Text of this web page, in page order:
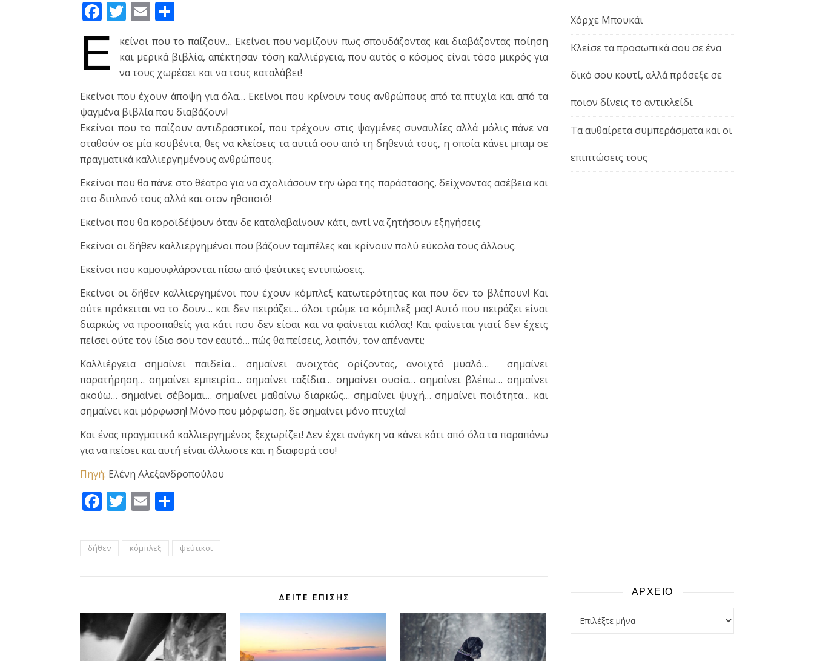
Facebook
Twitter
Email
Ε
κείνοι που το παίζουν… Εκείνοι που νομίζουν πως σπουδάζοντας και διαβάζοντας ποίηση
και μερικά βιβλία, απέκτησαν τόση καλλιέργεια, που αυτός ο κόσμος είναι τόσο μικρός για
να τους χωρέσει και να τους καταλάβει!
Εκείνοι που έχουν άποψη για όλα… Εκείνοι που κρίνουν τους ανθρώπους από τα πτυχία και από τα
ψαγμένα βιβλία που διαβάζουν!
Εκείνοι που το παίζουν αντιδραστικοί, που τρέχουν στις ψαγμένες συναυλίες αλλά μόλις πάνε να
σταθούν σε μία κουβέντα, θες να κλείσεις τα αυτιά σου από τη δηθενιά τους, η οποία κάνει μπαμ σε
πραγματικά καλλιεργημένους ανθρώπους.
Εκείνοι που θα πάνε στο θέατρο για να σχολιάσουν την ώρα της παράστασης, δείχνοντας ασέβεια και
στο διπλανό τους αλλά και στον ηθοποιό!
Εκείνοι που θα κοροϊδέψουν όταν δε καταλαβαίνουν κάτι, αντί να ζητήσουν εξηγήσεις.
Εκείνοι οι δήθεν καλλιεργημένοι που βάζουν ταμπέλες και κρίνουν πολύ εύκολα τους άλλους.
Εκείνοι που καμουφλάρονται πίσω από ψεύτικες εντυπώσεις.
Εκείνοι οι δήθεν καλλιεργημένοι που έχουν κόμπλεξ κατωτερότητας και που δεν το βλέπουν! Και
ούτε πρόκειται να το δουν… και δεν πειράζει… όλοι τρώμε τα κόμπλεξ μας! Αυτό που πειράζει είναι
διαρκώς να προσπαθείς για κάτι που δεν είσαι και να φαίνεται κιόλας! Και φαίνεται γιατί δεν έχεις
πείσει ούτε τον ίδιο σου τον εαυτό… πώς θα πείσεις, λοιπόν, τον απέναντι;
Καλλιέργεια σημαίνει παιδεία… σημαίνει ανοιχτός ορίζοντας, ανοιχτό μυαλό… σημαίνει
παρατήρηση… σημαίνει εμπειρία… σημαίνει ταξίδια… σημαίνει ουσία… σημαίνει βλέπω… σημαίνει
ακούω… σημαίνει σέβομαι… σημαίνει μαθαίνω διαρκώς… σημαίνει ψυχή… σημαίνει ποιότητα… και
σημαίνει και μόρφωση! Μόνο που μόρφωση, δε σημαίνει μόνο πτυχία!
Και ένας πραγματικά καλλιεργημένος ξεχωρίζει! Δεν έχει ανάγκη να κάνει κάτι από όλα τα παραπάνω
για να πείσει και αυτή είναι άλλωστε και η διαφορά του!
Πηγή: Ελένη Αλεξανδροπούλου
Facebook
Twitter
Email
δήθεν κόμπλεξ ψεύτικοι
ΔΕΊΤΕ ΕΠΊΣΗΣ
Χόρχε Μπουκάι
Κλείσε τα προσωπικά σου σε ένα
δικό σου κουτί, αλλά πρόσεξε σε
ποιον δίνεις το αντικλείδι
Τα αυθαίρετα συμπεράσματα και οι
επιπτώσεις τους
ΑΡΧΕΙΟ